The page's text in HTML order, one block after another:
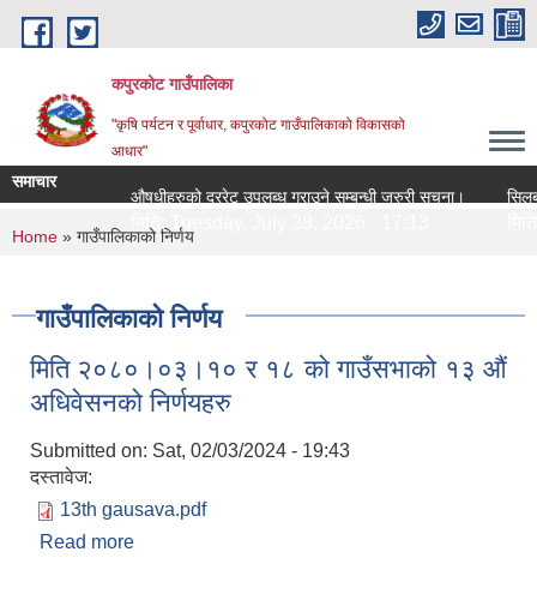
Skip to main content
कपुरकोट गाउँपालिका
"कृषि पर्यटन र पूर्वाधार, कपुरकोट गाउँपालिकाको विकासको
आधार"
समाचार
औषधीहरुको दररेट उपलब्ध गराउने सम्बन्धी जरुरी सूचना।
मिति: Tuesday, July 28, 2026 - 17:13
You are here
Home » गाउँपालिकाको निर्णय
गाउँपालिकाको निर्णय
मिति २०८०।०३।१० र १८ को गाउँसभाको १३ औं
अधिवेसनको निर्णयहरु
Submitted on: Sat, 02/03/2024 - 19:43
दस्तावेज:
13th gausava.pdf
Read more